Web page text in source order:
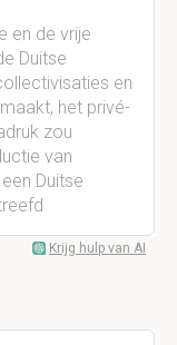
en de vrije
Duitse
en
het privé-
zou
van
Duitse
Krijg hulp van AI